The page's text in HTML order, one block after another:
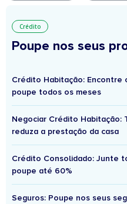
Crédito
Poupe nos seus
Crédito Habitação: Encontre
poupe todos os meses
Negociar Crédito Habitação:
reduza a prestação da casa
Crédito Consolidado: Junte
poupe até 60%
Seguros: Poupe nos seus